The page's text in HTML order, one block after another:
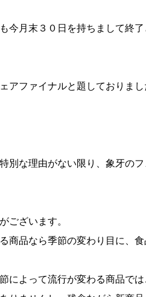
今月末３０日を持ちまして終了
アファイナルと題しておりま
別な理由がない限り、象牙のフ
ございます。
商品なら季節の変わり目に、
によって流行が変わる商品では